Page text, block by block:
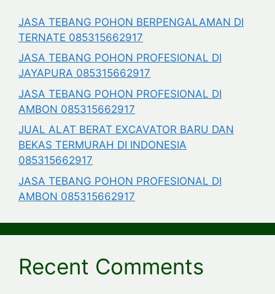
JASA TEBANG POHON BERPENGALAMAN DI
TERNATE 085315662917
JASA TEBANG POHON PROFESIONAL DI
JAYAPURA 085315662917
JASA TEBANG POHON PROFESIONAL DI
AMBON 085315662917
JUAL ALAT BERAT EXCAVATOR BARU DAN
BEKAS TERMURAH DI INDONESIA
085315662917
JASA TEBANG POHON PROFESIONAL DI
AMBON 085315662917
Recent Comments